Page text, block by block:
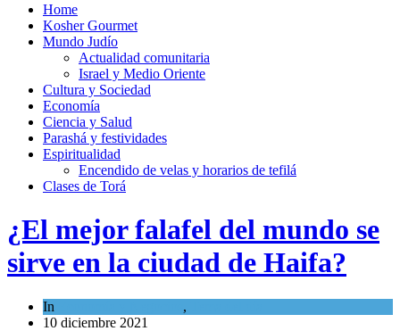
Home
Kosher Gourmet
Mundo Judío
Actualidad comunitaria
Israel y Medio Oriente
Cultura y Sociedad
Economía
Ciencia y Salud
Parashá y festividades
Espiritualidad
Encendido de velas y horarios de tefilá
Clases de Torá
¿El mejor falafel del mundo se
sirve en la ciudad de Haifa?
In ,
10 diciembre 2021